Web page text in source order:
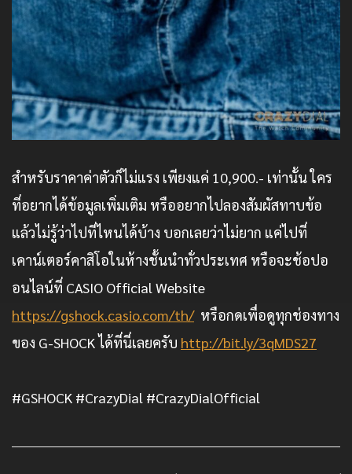
สำหรับราคาค่าตัวก็ไม่แรง เพียงแค่ 10,900.- เท่านั้น ใคร
ที่อยากได้ข้อมูลเพิ่มเติม หรืออยากไปลองสัมผัสทาบข้อ
แล้วไม่รู้ว่าไปที่ไหนได้บ้าง บอกเลยว่าไม่ยาก แค่ไปที่
เคาน์เตอร์คาสิโอในห้างชั้นนําทั่วประเทศ หรือจะช้อปอ
อนไลน์ที่ CASIO Official Website
https://gshock.casio.com/th/หรือกดเพื่อดูทุกช่องทาง
ของ G-SHOCK ได้ที่นี่เลยครับ http://bit.ly/3qMDS27
#GSHOCK #CrazyDial #CrazyDialOfficial